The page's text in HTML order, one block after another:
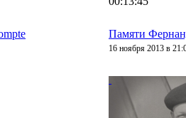
Памяти
16 ноября 2013 в